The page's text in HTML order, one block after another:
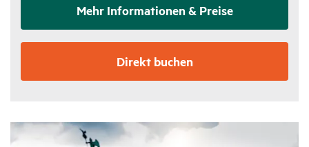
Mehr Infor­ma­tionen & Preise
Direkt buchen